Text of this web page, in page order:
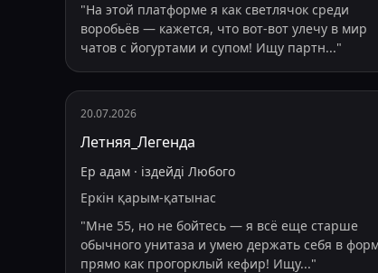
"На этой платформе я как светлячок среди
воробьёв — кажется, что вот-вот улечу в мир
чатов с йогуртами и супом! Ищу партн..."
20.07.2026
Летняя_Легенда
Ер адам · іздейді Любого
Еркін қарым-қатынас
"Мне 55, но не бойтесь — я всё еще старше
обычного унитаза и умею держать себя в
прямо как прогорклый кефир! Ищу..."